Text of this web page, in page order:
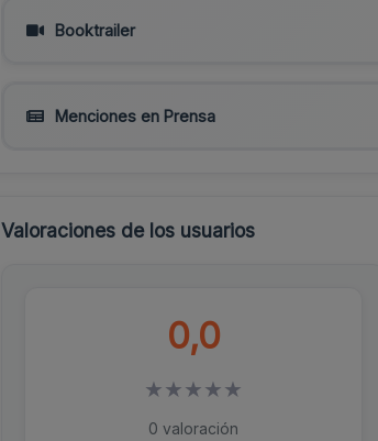
Booktrailer
Menciones en Prensa
Valoraciones de los usuarios
0,0
★★★★★
0 valoración